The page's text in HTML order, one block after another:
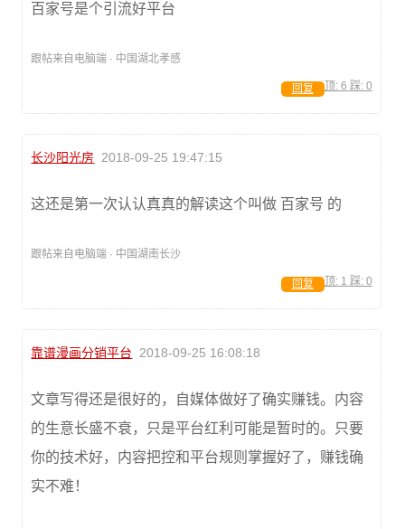
百家号是个引流好平台
跟帖来自电脑端 · 中国湖北孝感
顶: 6 踩: 0
回复
长沙阳光房 2018-09-25 19:47:15
这还是第一次认认真真的解读这个叫做 百家号 的
跟帖来自电脑端 · 中国湖南长沙
顶: 1 踩: 0
回复
靠谱漫画分销平台 2018-09-25 16:08:18
文章写得还是很好的，自媒体做好了确实赚钱。内容
的生意长盛不衰，只是平台红利可能是暂时的。只要
你的技术好，内容把控和平台规则掌握好了，赚钱确
实不难！